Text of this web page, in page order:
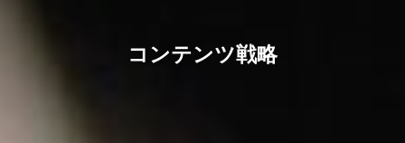
コンテンツ戦略